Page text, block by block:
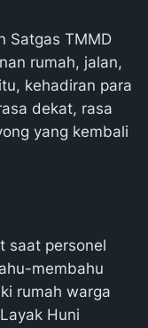
Satgas TMMD
rumah, jalan,
kehadiran para
dekat, rasa
yang kembali
saat personel
membahu
rumah warga
Huni